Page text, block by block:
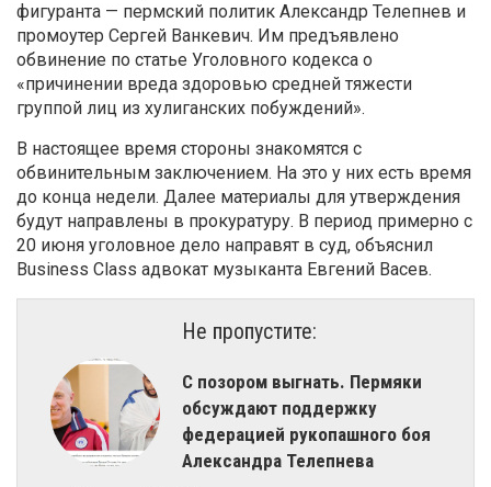
фигуранта — пермский политик Александр Телепнев и
промоутер Сергей Ванкевич. Им предъявлено
обвинение по статье Уголовного кодекса о
«причинении вреда здоровью средней тяжести
группой лиц из хулиганских побуждений».
В настоящее время стороны знакомятся с
обвинительным заключением. На это у них есть время
до конца недели. Далее материалы для утверждения
будут направлены в прокуратуру. В период примерно с
20 июня уголовное дело направят в суд, объяснил
Business Class адвокат музыканта Евгений Васев.
Не пропустите:
С позором выгнать. Пермяки
обсуждают поддержку
федерацией рукопашного боя
Александра Телепнева